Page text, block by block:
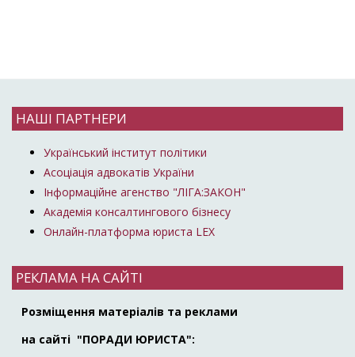
НАШІ ПАРТНЕРИ
Український інститут політики
Асоціація адвокатів України
Інформаційне агенство "ЛІГА:ЗАКОН"
Академія консалтингового бізнесу
Онлайн-платформа юриста LEX
РЕКЛАМА НА САЙТІ
Розміщення матеріалів та реклами
на сайті "ПОРАДИ ЮРИСТА":